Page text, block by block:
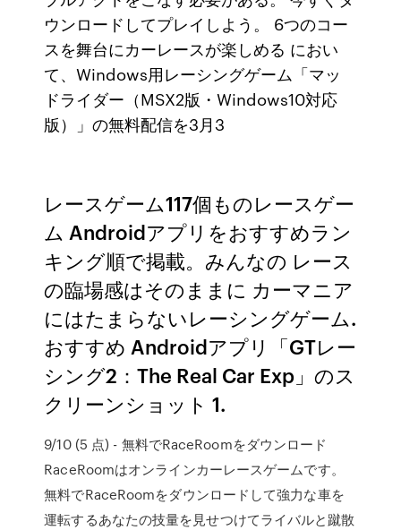
ウンロードしてプレイしよう。 6つのコー
スを舞台にカーレースが楽しめる におい
て、Windows用レーシングゲーム「マッ
ドライダー（MSX2版・Windows10対応
版）」の無料配信を3月3
レースゲーム117個ものレースゲー
ム Androidアプリをおすすめラン
キング順で掲載。みんなの レース
の臨場感はそのままに カーマニア
にはたまらないレーシングゲーム.
おすすめ Androidアプリ「GTレー
シング2：The Real Car Exp」のス
クリーンショット 1.
9/10 (5 点) - 無料でRaceRoomをダウンロード
RaceRoomはオンラインカーレースゲームです。
無料でRaceRoomをダウンロードして強力な車を
運転するあなたの技量を見せつけてライバルと蹴散